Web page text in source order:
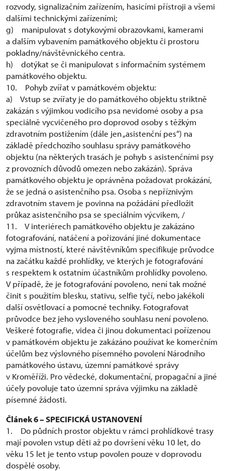
rozvody, signalizačním zařízením, hasicími přístroji a všemi
dalšími technickými zařízeními;
g) manipulovat s dotykovými obrazovkami, kamerami
a dalším vybavením památkového objektu či prostoru
pokladny/návštěvnického centra.
h) dotýkat se či manipulovat s informačním systémem
památkového objektu.
10. Pohyb zvířat v památkovém objektu:
a) Vstup se zvířaty je do památkového objektu striktně
zakázán s výjimkou vodicího psa nevidomé osoby a psa
speciálně vycvičeného pro doprovod osoby s těžkým
zdravotním postižením (dále jen „asistenční pes“) na
základě předchozího souhlasu správy památkového
objektu (na některých trasách je pohyb s asistenčními psy
z provozních důvodů omezen nebo zakázán). Správa
památkového objektu je oprávněna požadovat prokázání,
že se jedná o asistenčního psa. Osoba s nepříznivým
zdravotním stavem je povinna na požádání předložit
průkaz asistenčního psa se speciálním výcvikem, /
11. V interiérech památkového objektu je zakázáno
fotografování, natáčení a pořizování jiné dokumentace
vyjma místností, které návštěvníkům specifikuje průvodce
na začátku každé prohlídky, ve kterých je fotografování
s respektem k ostatním účastníkům prohlídky povoleno.
V případě, že je fotografování povoleno, není tak možné
činit s použitím blesku, stativu, selfie tyčí, nebo jakékoli
další osvětlovací a pomocné techniky. Fotografovat
průvodce bez jeho vysloveného souhlasu není povoleno.
Veškeré fotografie, videa či jinou dokumentaci pořízenou
v památkovém objektu je zakázáno používat ke komerčním
účelům bez výslovného písemného povolení Národního
památkového ústavu, územní památkové správy
v Kroměříži. Pro vědecké, dokumentační, propagační a jiné
účely povoluje tato územní správa výjimku na základě
písemné žádosti.
Článek 6 – SPECIFICKÁ USTANOVENÍ
1. Do půdních prostor objektu v rámci prohlídkové trasy
mají povolen vstup děti až po dovršení věku 10 let, do
věku 15 let je tento vstup povolen pouze v doprovodu
dospělé osoby.